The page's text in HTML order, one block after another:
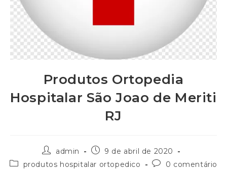
Produtos Ortopedia
Hospitalar São Joao de Meriti
RJ
admin
9 de abril de 2020
produtos hospitalar ortopedico
0 comentário